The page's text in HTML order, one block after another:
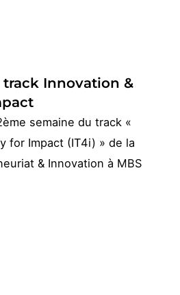
Innovation &
semaine du track «
for Impact (IT4i) » de la
& Innovation à MBS